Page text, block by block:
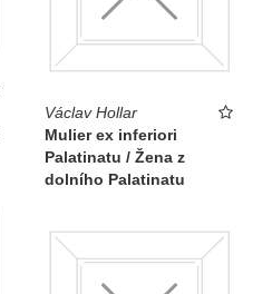
Václav Hollar
Mulier ex inferiori
Palatinatu / Žena z
dolního Palatinatu